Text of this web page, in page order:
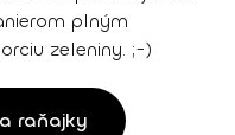
plným
zeleniny. ;-)
raňajky